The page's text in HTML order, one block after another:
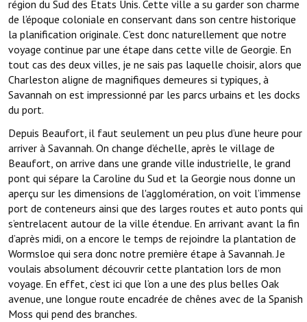
région du Sud des Etats Unis. Cette ville a su garder son charme
de l’époque coloniale en conservant dans son centre historique
la planification originale. C’est donc naturellement que notre
voyage continue par une étape dans cette ville de Georgie. En
tout cas des deux villes, je ne sais pas laquelle choisir, alors que
Charleston aligne de magnifiques demeures si typiques, à
Savannah on est impressionné par les parcs urbains et les docks
du port.
Depuis Beaufort, il faut seulement un peu plus d’une heure pour
arriver à Savannah. On change d’échelle, après le village de
Beaufort, on arrive dans une grande ville industrielle, le grand
pont qui sépare la Caroline du Sud et la Georgie nous donne un
aperçu sur les dimensions de l'agglomération, on voit l’immense
port de conteneurs ainsi que des larges routes et auto ponts qui
s’entrelacent autour de la ville étendue. En arrivant avant la fin
d’après midi, on a encore le temps de rejoindre la plantation de
Wormsloe qui sera donc notre première étape à Savannah. Je
voulais absolument découvrir cette plantation lors de mon
voyage. En effet, c’est ici que l’on a une des plus belles Oak
avenue, une longue route encadrée de chênes avec de la Spanish
Moss qui pend des branches.